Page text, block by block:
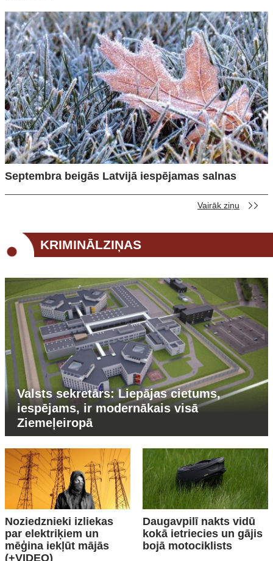
Septembra beigās Latvijā iespējamas salnas
Vairāk ziņu
KRIMINĀLZIŅAS
Valsts sekretārs: Liepājas cietums,
iespējams, ir modernākais visā
Ziemeļeiropā
Noziedznieki izliekas
par elektriķiem un
mēģina iekļūt mājās
(+VIDEO)
Daugavpilī nakts vidū
kokā ietriecies un gājis
bojā motociklists